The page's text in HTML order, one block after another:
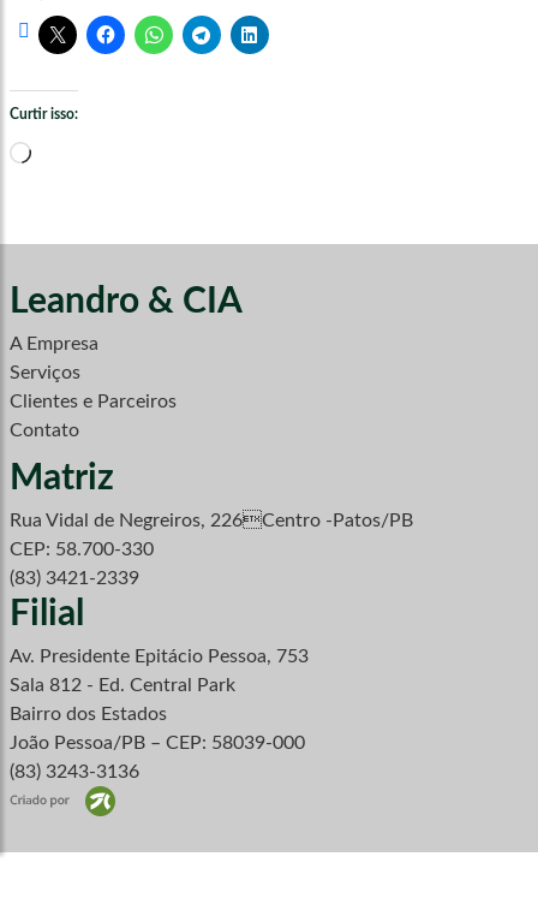
Curtir isso:
Carregando...
Leandro & CIA
A Empresa
Serviços
Clientes e Parceiros
Contato
Matriz
Rua Vidal de Negreiros, 226Centro -Patos/PB
CEP: 58.700-330
(83) 3421-2339
Filial
Av. Presidente Epitácio Pessoa, 753
Sala 812 - Ed. Central Park
Bairro dos Estados
João Pessoa/PB – CEP: 58039-000
(83) 3243-3136